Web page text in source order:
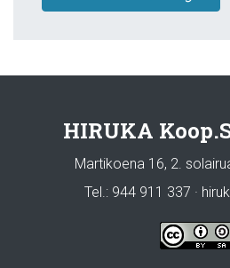
HIRUKA
Martikoena 16, 2.
Tel.: 944 911 337 ·